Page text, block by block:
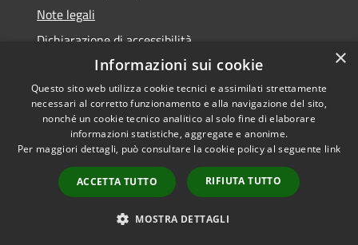
Note legali
Dichiarazione di accessibilità
Accessibilità
Privacy
Mappa del sito
Feedback accessibilità
Copyright © 2026 • Comune di
Visco • Powered by
Municipium
Accesso
redazione
×
Informazioni sui cookie
Questo sito web utilizza cookie tecnici e assimilati strettamente
necessari al corretto funzionamento e alla navigazione del sito,
nonché un cookie tecnico analitico al solo fine di elaborare
informazioni statistiche, aggregate e anonime.
Per maggiori dettagli, può consultare la cookie policy al seguente link
ACCETTA TUTTO RIFIUTA TUTTO
MOSTRA DETTAGLI